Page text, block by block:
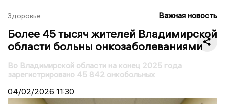
Здоровье Важная новость
Более 45 тысяч жителей Владимирской
области больны онкозаболеваниями
Во Владимирской области на конец 2025 года
зарегистрировано 45 842 онкобольных
04/02/2026 11:30